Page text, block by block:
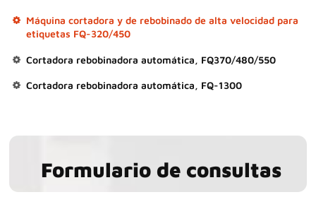
Máquina cortadora y de rebobinado de alta velocidad para
etiquetas FQ-320/450
Cortadora rebobinadora automática, FQ370/480/550
Cortadora rebobinadora automática, FQ-1300
Formulario de consultas